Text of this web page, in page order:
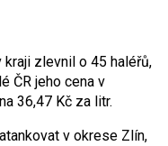
kraji zlevnil o 45 haléřů,
ČR jeho cena v
36,47 Kč za litr.
v okrese Zlín,